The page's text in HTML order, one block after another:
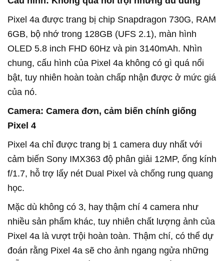
Pixel 4a được trang bị chip Snapdragon 730G, RAM
6GB, bộ nhớ trong 128GB (UFS 2.1), màn hình
OLED 5.8 inch FHD 60Hz và pin 3140mAh. Nhìn
chung, cấu hình của Pixel 4a không có gì quá nổi
bật, tuy nhiên hoàn toàn chấp nhận được ở mức giá
của nó.
Camera: Camera đơn, cảm biến chính giống
Pixel 4
Pixel 4a chỉ được trang bị 1 camera duy nhất với
cảm biến Sony IMX363 độ phân giải 12MP, ống kính
f/1.7, hỗ trợ lấy nét Dual Pixel và chống rung quang
học.
Mặc dù không có 3, hay thậm chí 4 camera như
nhiều sản phẩm khác, tuy nhiên chất lượng ảnh của
Pixel 4a là vượt trội hoàn toàn. Thậm chí, có thể dự
đoán rằng Pixel 4a sẽ cho ảnh ngang ngửa những